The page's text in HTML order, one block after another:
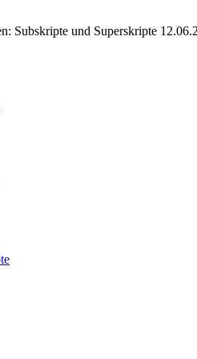
Subskripte und Superskripte